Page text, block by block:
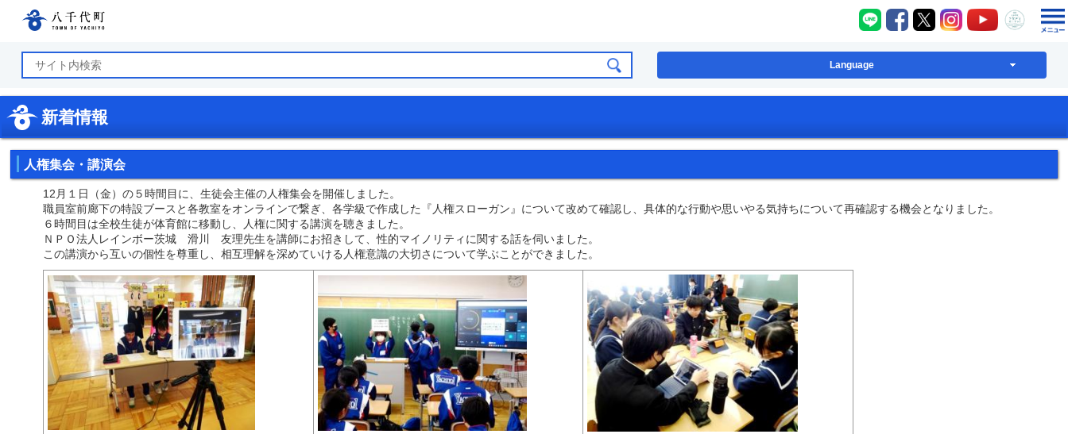
八千代町LINE
八千代町Facebook
八千代町X八千代町Instagram
八千代町八千代
Language
新着情報
人権集会・講演会
12月１日（金）の５時間目に、生徒会主催の人権集会を開催しました。
職員室前廊下の特設ブースと各教室をオンラインで繋ぎ、各学級で作成した『人権スローガン』について改めて確認し、具体的な行動や思いやる気持ちについて再確認する機会となりました。
６時間目は全校生徒が体育館に移動し、人権に関する講演を聴きました。
ＮＰＯ法人レインボー茨城 滑川 友理先生を講師にお招きして、性的マイノリティに関する話を伺いました。
この講演から互いの個性を尊重し、相互理解を深めていける人権意識の大切さについて学ぶことができました。